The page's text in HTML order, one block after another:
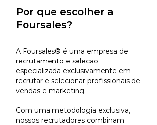
Por que escolher a
Foursales?
A Foursales® é uma empresa de
recrutamento e selecao
especializada exclusivamente em
recrutar e selecionar profissionais de
vendas e marketing.
Com uma metodologia exclusiva,
nossos recrutadores combinam